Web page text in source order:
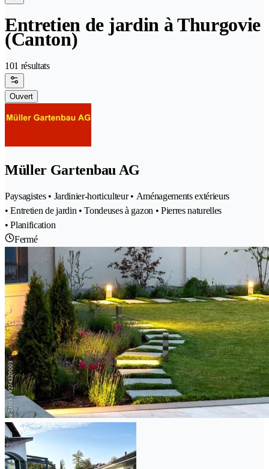
Entretien de jardin à Thurgovie
(Canton)
101 résultats
Ouvert
Müller Gartenbau AG
Paysagistes • Jardinier-horticulteur • Aménagements extérieurs
• Entretien de jardin • Tondeuses à gazon • Pierres naturelles
• Planification
Fermé